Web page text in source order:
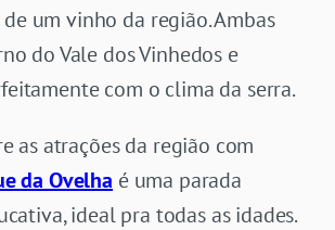
um vinho da região. Ambas
do Vale dos Vinhedos e
com o clima da serra.
as atrações da região com
da Ovelha é uma parada
ideal pra todas as idades.